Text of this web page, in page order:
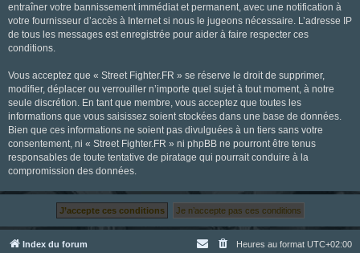
entraîner votre bannissement immédiat et permanent, avec une notification à
votre fournisseur d’accès à Internet si nous le jugeons nécessaire. L’adresse IP
de tous les messages est enregistrée pour aider à faire respecter ces
conditions.
Vous acceptez que « Street Fighter.FR » se réserve le droit de supprimer,
modifier, déplacer ou verrouiller n’importe quel sujet à tout moment, à notre
seule discrétion. En tant que membre, vous acceptez que toutes les
informations que vous saisissez soient stockées dans une base de données.
Bien que ces informations ne soient pas divulguées à un tiers sans votre
consentement, ni « Street Fighter.FR » ni phpBB ne pourront être tenus
responsables de toute tentative de piratage qui pourrait conduire à la
compromission des données.
Index du forum Heures au format UTC+02:00